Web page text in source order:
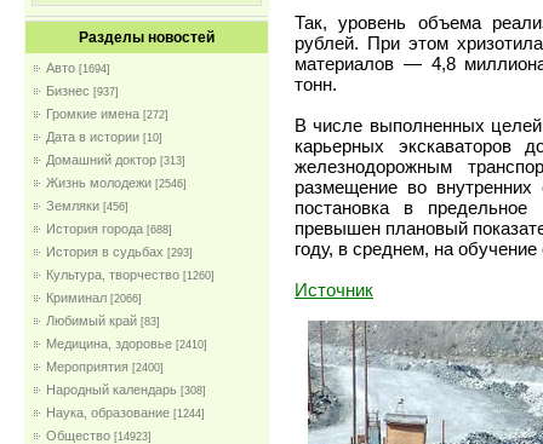
Разделы новостей
Авто [1694]
Бизнес [937]
Громкие имена [272]
Дата в истории [10]
Домашний доктор [313]
Жизнь молодежи [2546]
Земляки [456]
История города [688]
История в судьбах [293]
Культура, творчество [1260]
Криминал [2066]
Любимый край [83]
Медицина, здоровье [2410]
Мероприятия [2400]
Народный календарь [308]
Наука, образование [1244]
Общество [14923]
Так, уровень объема
рублей. При этом
материалов — 4,8
тонн.
В числе выполненных целей
карьерных
железнодорожным
размещение во
постановка в
превышен плановый
году, в среднем, на
Источник